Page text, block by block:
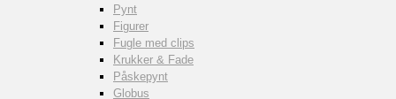
Pynt
Figurer
Fugle med clips
Krukker & Fade
Påskepynt
Globus